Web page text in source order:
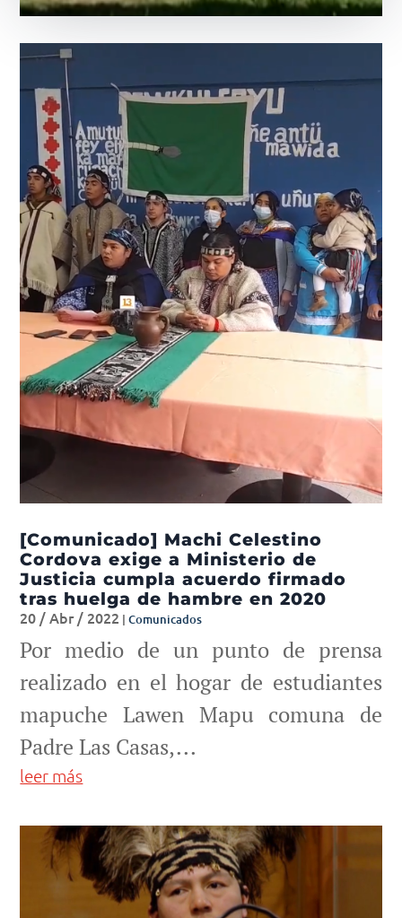
[Comunicado] Machi Celestino
Cordova exige a Ministerio de
Justicia cumpla acuerdo firmado
tras huelga de hambre en 2020
20 / Abr / 2022 |Comunicados
Por medio de un punto de prensa
realizado en el hogar de estudiantes
mapuche Lawen Mapu comuna de
Padre Las Casas,...
leer más